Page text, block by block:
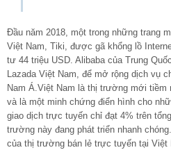
Đầu năm 2018, một trong những trang
Việt Nam, Tiki, được gã khổng lồ
tư 44 triệu USD. Alibaba của Trung
Lazada Việt Nam, để mở rộng dịch vụ
Nam Á.Việt Nam là thị trường mới
và là một minh chứng điển hình cho
giao dịch trực tuyến chỉ đạt 4% trên
trường này đang phát triển nhanh
của thị trường bán lẻ trực tuyến tại